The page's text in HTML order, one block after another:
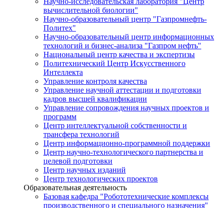
вычислительной биологии"
Научно-образовательный центр "Газпромнефть-
Политех"
Научно-образовательный центр информационных
технологий и бизнес-анализа "Газпром нефть"
Национальный центр качества и экспертизы
Политехнический Центр Искусственного
Интеллекта
Управление контроля качества
Управление научной аттестации и подготовки
кадров высшей квалификации
Управление сопровождения научных проектов и
программ
Центр интеллектуальной собственности и
трансфера технологий
Центр информационно-программной поддержки
Центр научно-технологического партнерства и
целевой подготовки
Центр научных изданий
Центр технологических проектов
Образовательная деятельность
Базовая кафедра "Робототехнические комплексы
производственного и специального назначения"